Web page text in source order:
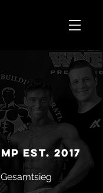
est. 2017